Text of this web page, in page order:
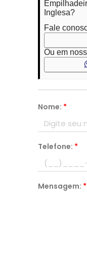
Inglesa?
Fale
Ou em
Nome: *
Telefone: *
Mensagem: *